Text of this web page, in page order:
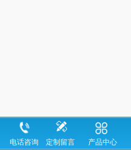
电话咨询 定制留言 产品中心